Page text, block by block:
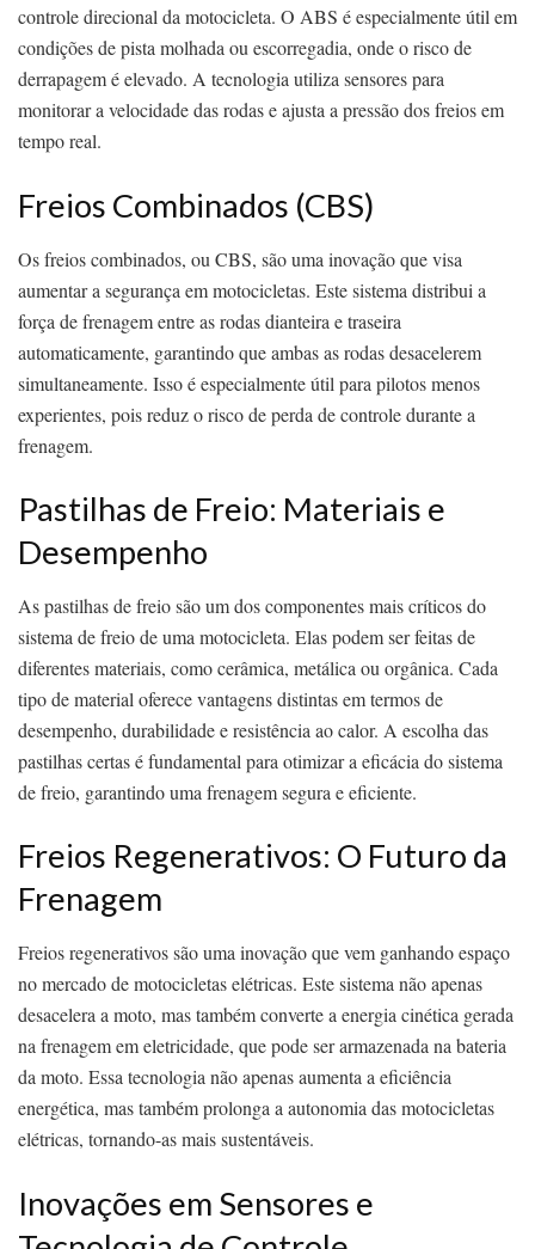
controle direcional da motocicleta. O ABS é especialmente útil em
condições de pista molhada ou escorregadia, onde o risco de
derrapagem é elevado. A tecnologia utiliza sensores para
monitorar a velocidade das rodas e ajusta a pressão dos freios em
tempo real.
Freios Combinados (CBS)
Os freios combinados, ou CBS, são uma inovação que visa
aumentar a segurança em motocicletas. Este sistema distribui a
força de frenagem entre as rodas dianteira e traseira
automaticamente, garantindo que ambas as rodas desacelerem
simultaneamente. Isso é especialmente útil para pilotos menos
experientes, pois reduz o risco de perda de controle durante a
frenagem.
Pastilhas de Freio: Materiais e
Desempenho
As pastilhas de freio são um dos componentes mais críticos do
sistema de freio de uma motocicleta. Elas podem ser feitas de
diferentes materiais, como cerâmica, metálica ou orgânica. Cada
tipo de material oferece vantagens distintas em termos de
desempenho, durabilidade e resistência ao calor. A escolha das
pastilhas certas é fundamental para otimizar a eficácia do sistema
de freio, garantindo uma frenagem segura e eficiente.
Freios Regenerativos: O Futuro da
Frenagem
Freios regenerativos são uma inovação que vem ganhando espaço
no mercado de motocicletas elétricas. Este sistema não apenas
desacelera a moto, mas também converte a energia cinética gerada
na frenagem em eletricidade, que pode ser armazenada na bateria
da moto. Essa tecnologia não apenas aumenta a eficiência
energética, mas também prolonga a autonomia das motocicletas
elétricas, tornando-as mais sustentáveis.
Inovações em Sensores e